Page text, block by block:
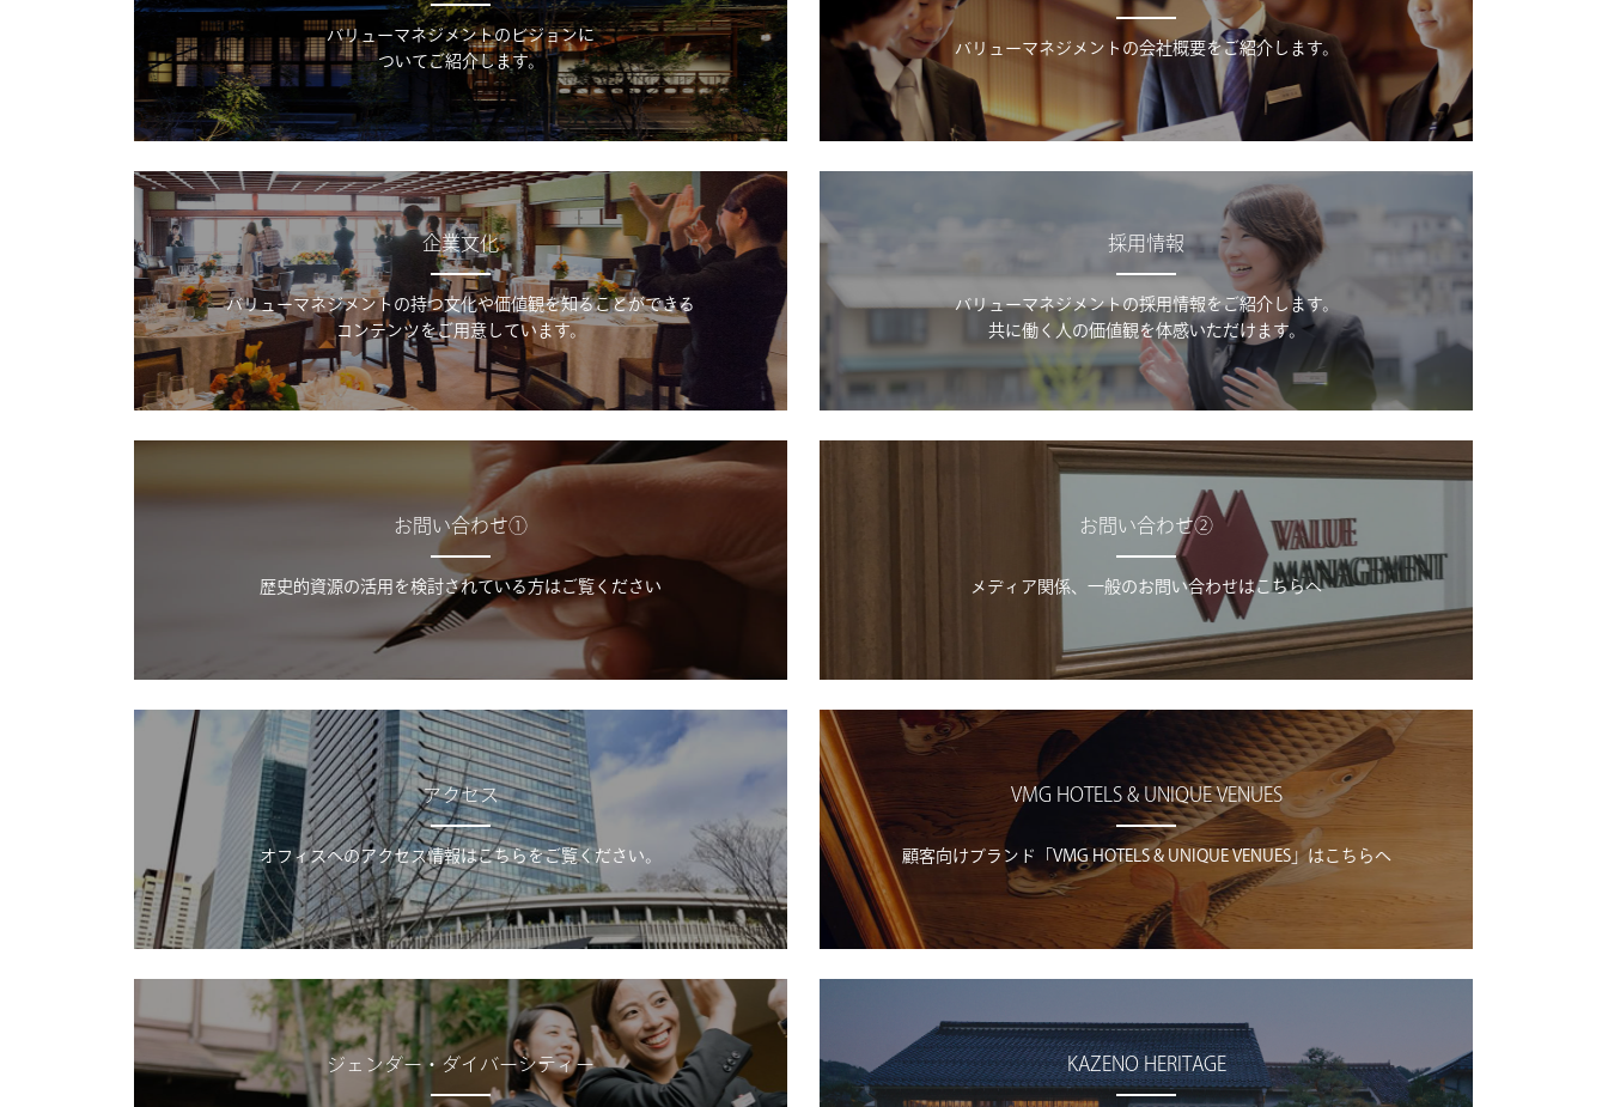
バリューマネジメントのビジョンに
ついてご紹介します。
バリューマネジメントの会社概要をご紹介します。
企業文化
バリューマネジメントの持つ文化や価値観を知ることができる
コンテンツをご用意しています。
採用情報
バリューマネジメントの採用情報をご紹介します。
共に働く人の価値観を体感いただけます。
お問い合わせ①
歴史的資源の活用を検討されている方はご覧ください
お問い合わせ②
メディア関係、一般のお問い合わせはこちらへ
アクセス
オフィスへのアクセス情報はこちらをご覧ください。
VMG HOTELS & UNIQUE VENUES
顧客向けブランド「VMG HOTELS & UNIQUE VENUES」はこちらへ
ジェンダー・ダイバーシティー KAZENO HERITAGE